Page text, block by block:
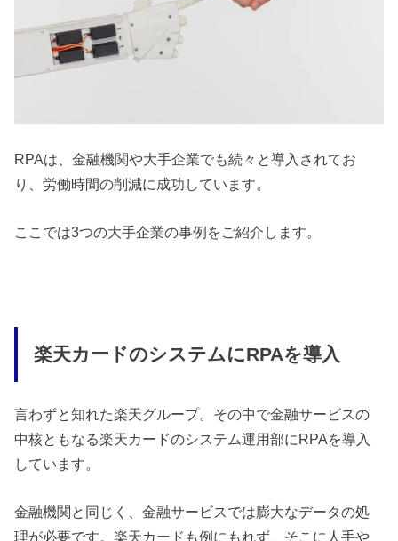
RPAは、金融機関や大手企業でも続々と導入されてお
り、労働時間の削減に成功しています。
ここでは3つの大手企業の事例をご紹介します。
楽天カードのシステムにRPAを導入
言わずと知れた楽天グループ。その中で金融サービスの
中核ともなる楽天カードのシステム運用部にRPAを導入
しています。
金融機関と同じく、金融サービスでは膨大なデータの処
理が必要です。楽天カードも例にもれず、そこに人手や